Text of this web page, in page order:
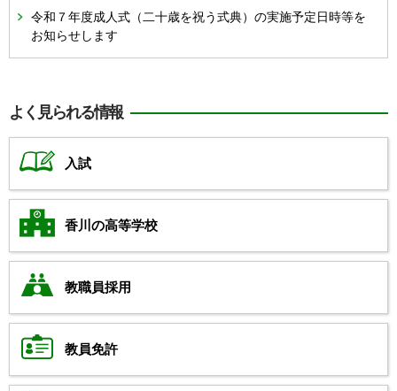
令和７年度成人式（二十歳を祝う式典）の実施予定日時等を
お知らせします
よく見られる情報
入試
香川の高等学校
教職員採用
教員免許